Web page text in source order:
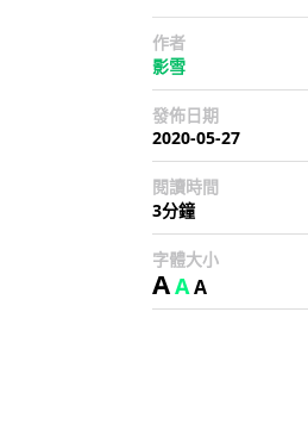
作者
影雪
發佈日期
2020-05-27
閱讀時間
3分鐘
字體大小
AAA